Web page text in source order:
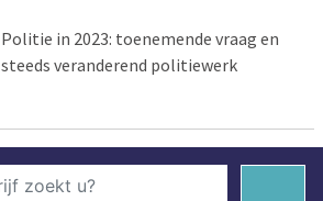
Politie in 2023: toenemende vraag en
steeds veranderend politiewerk